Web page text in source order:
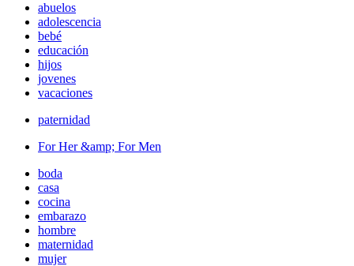
abuelos
adolescencia
bebé
educación
hijos
jovenes
vacaciones
paternidad
For Her &amp; For Men
boda
casa
cocina
embarazo
hombre
maternidad
mujer